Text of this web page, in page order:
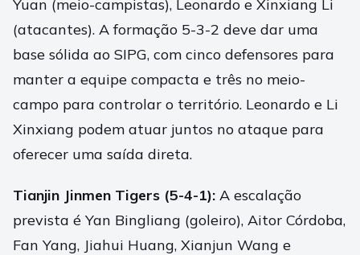
Yuan (meio-campistas), Leonardo e Xinxiang Li
(atacantes). A formação 5-3-2 deve dar uma
base sólida ao SIPG, com cinco defensores para
manter a equipe compacta e três no meio-
campo para controlar o território. Leonardo e Li
Xinxiang podem atuar juntos no ataque para
oferecer uma saída direta.
Tianjin Jinmen Tigers (5-4-1): A escalação
prevista é Yan Bingliang (goleiro), Aitor Córdoba,
Fan Yang, Jiahui Huang, Xianjun Wang e